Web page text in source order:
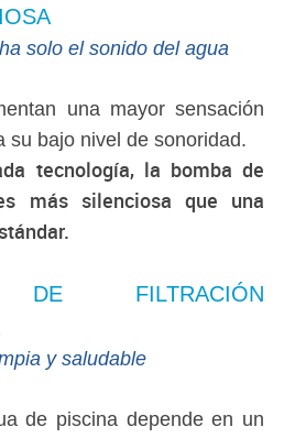
solo el sonido del agua
una mayor sensación
su bajo nivel de sonoridad.
tecnología, la bomba de
más silenciosa que una
DE FILTRACIÓN
y saludable
de piscina depende en un